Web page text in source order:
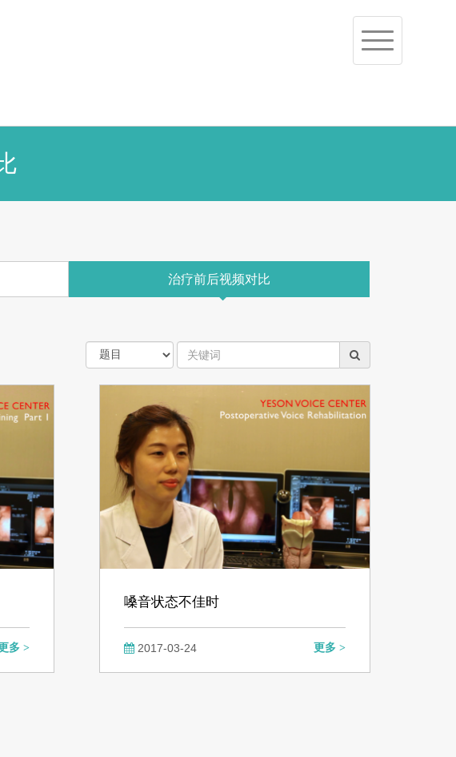
Toggle
navigation
治疗前后视频对比
多 >
嗓音状态不佳时
2017-03-24 更多 >